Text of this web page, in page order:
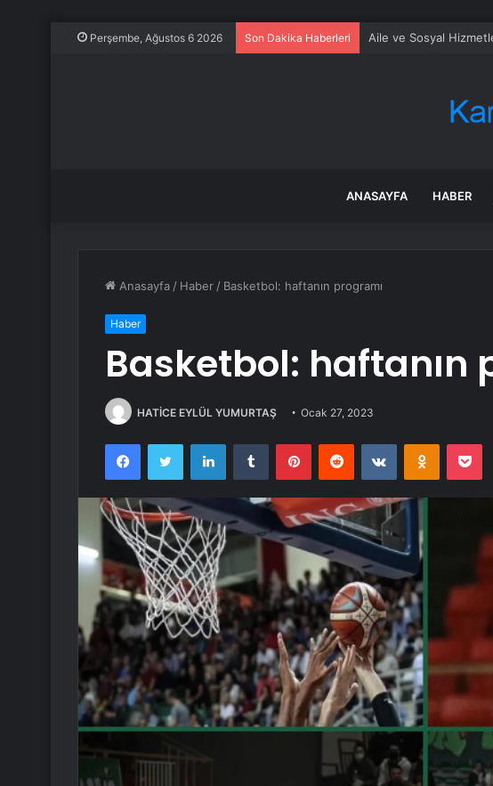
Perşembe, Ağustos 6 2026 Son Dakika Haberleri Aile ve Sosyal
ANASAYFA HABER
Anasayfa / Haber / Basketbol: haftanın programı
Haber
Basketbol: haftanın
HATİCE EYLÜL YUMURTAŞ Ocak 27, 2023
FacebookTwitter LinkedInTumblr PinterestReddit VKontakte